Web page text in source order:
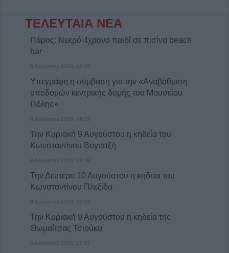
ΤΕΛΕΥΤΑΙΑ ΝΕΑ
Πάρος: Νεκρό 4χρονο παιδί σε πισίνα beach
bar
8 Αυγούστου 2026, 19:35
Υπεγράφη η σύμβαση για την «Αναβάθμιση
υποδομών κεντρικής δομής του Μουσείου
Πόλης»
8 Αυγούστου 2026, 19:33
Την Κυριακή 9 Αυγούστου η κηδεία του
Κωνσταντίνου Βογιατζή
8 Αυγούστου 2026, 19:28
Την Δευτέρα 10 Αυγούστου η κηδεία του
Κωνσταντίνου Πλεξίδα
8 Αυγούστου 2026, 19:13
Την Κυριακή 9 Αυγούστου η κηδεία της
Θωμαΐτσας Τσιούκα
8 Αυγούστου 2026, 17:42